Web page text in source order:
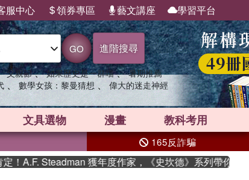
服中心 領券專區 藝文講座 學習平台
GO 進階搜尋
父親節 、 如果歷史是一群喵 、 暑期推薦
、 數學女孩：黎曼猜想 、 偉大的迷走神經
文具選物 漫畫 教科考用
165反詐騙
Steadman 獲年度作家，《史坎德》系列帶你踏上熱血奇